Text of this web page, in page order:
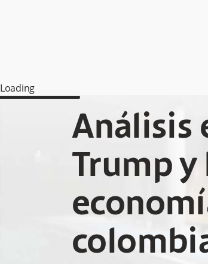
Loading
Análisis
Trump y